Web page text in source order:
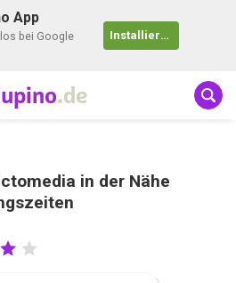
App
bei Google
Installieren
.de
in der Nähe